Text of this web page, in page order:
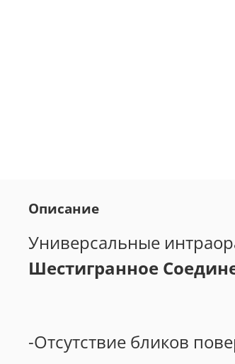
Описание
Универсальные
Шестигранное
-Отсутствие бликов